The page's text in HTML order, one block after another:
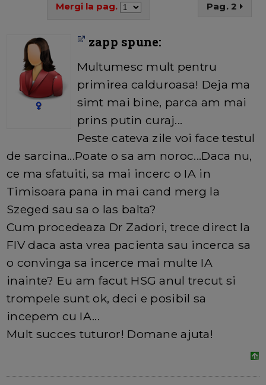
Mergi la pag. Pag. 2
zapp spune:
Multumesc mult pentru
primirea calduroasa! Deja ma
simt mai bine, parca am mai
prins putin curaj...
Peste cateva zile voi face testul
de sarcina...Poate o sa am noroc...Daca nu,
ce ma sfatuiti, sa mai incerc o IA in
Timisoara pana in mai cand merg la
Szeged sau sa o las balta?
Cum procedeaza Dr Zadori, trece direct la
FIV daca asta vrea pacienta sau incerca sa
o convinga sa incerce mai multe IA
inainte? Eu am facut HSG anul trecut si
trompele sunt ok, deci e posibil sa
incepem cu IA...
Mult succes tuturor! Domane ajuta!